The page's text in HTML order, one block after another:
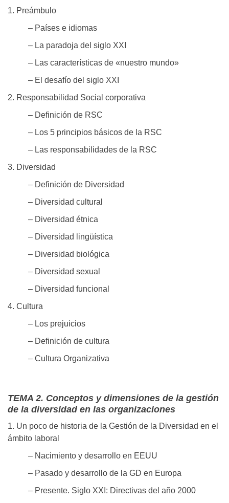
1. Preámbulo
– Países e idiomas
– La paradoja del siglo XXI
– Las características de «nuestro mundo»
– El desafío del siglo XXI
2. Responsabilidad Social corporativa
– Definición de RSC
– Los 5 principios básicos de la RSC
– Las responsabilidades de la RSC
3. Diversidad
– Definición de Diversidad
– Diversidad cultural
– Diversidad étnica
– Diversidad lingüística
– Diversidad biológica
– Diversidad sexual
– Diversidad funcional
4. Cultura
– Los prejuicios
– Definición de cultura
– Cultura Organizativa
TEMA 2. Conceptos y dimensiones de la gestión
de la diversidad en las organizaciones
1. Un poco de historia de la Gestión de la Diversidad en el
ámbito laboral
– Nacimiento y desarrollo en EEUU
– Pasado y desarrollo de la GD en Europa
– Presente. Siglo XXI: Directivas del año 2000